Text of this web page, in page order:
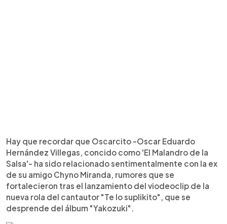
Hay que recordar que Oscarcito -Oscar Eduardo
Hernández Villegas, concido como 'El Malandro de la
Salsa'- ha sido relacionado sentimentalmente con la ex
de su amigo Chyno Miranda, rumores que se
fortalecieron tras el lanzamiento del viodeoclip de la
nueva rola del cantautor "Te lo suplikito", que se
desprende del álbum "Yakozuki".